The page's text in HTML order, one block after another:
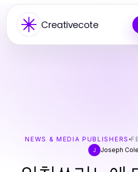
Creativecote
NEWS & MEDIA PUBLISHERS
J
Joseph Cole